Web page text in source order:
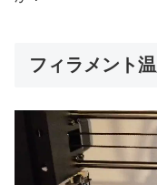
フィラメント